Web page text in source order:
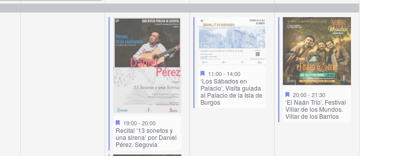
19:00-20:00
Recital ’13 sonetos y
una sirena’ por Daniel
Pérez. Segovia
11:00- 14:00
‘Los Sábados en
Palacio’. Visita guiada
al Palacio de la Isla de
Burgos
20:00-21:30
‘El Naán Trío’. Festival
Villar de los Mundos.
Villar de los Barrios